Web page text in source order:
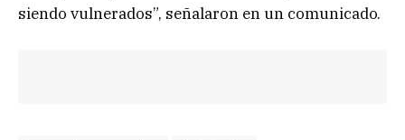
siendo vulnerados”, señalaron en un comunicado.